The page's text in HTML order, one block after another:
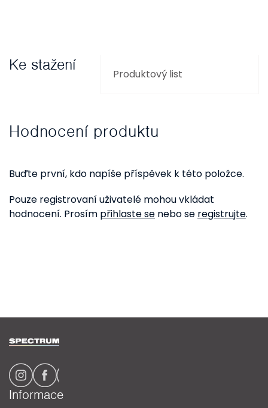
Ke stažení
Produktový list
Hodnocení produktu
Buďte první, kdo napíše příspěvek k této položce.
Pouze registrovaní uživatelé mohou vkládat
hodnocení. Prosím přihlaste se nebo se registrujte.
Informace